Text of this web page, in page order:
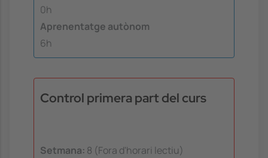
0h
Aprenentatge autònom
6h
Control primera part del curs
Setmana: 8 (Fora d'horari lectiu)